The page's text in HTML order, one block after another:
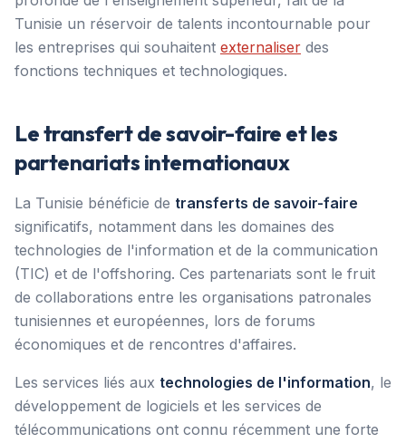
Tunisie un réservoir de talents incontournable pour
les entreprises qui souhaitent externaliser des
fonctions techniques et technologiques.
Le transfert de savoir-faire et les
partenariats internationaux
La Tunisie bénéficie de transferts de savoir-faire
significatifs, notamment dans les domaines des
technologies de l'information et de la communication
(TIC) et de l'offshoring. Ces partenariats sont le fruit
de collaborations entre les organisations patronales
tunisiennes et européennes, lors de forums
économiques et de rencontres d'affaires.
Les services liés aux technologies de l'information, le
développement de logiciels et les services de
télécommunications ont connu récemment une forte